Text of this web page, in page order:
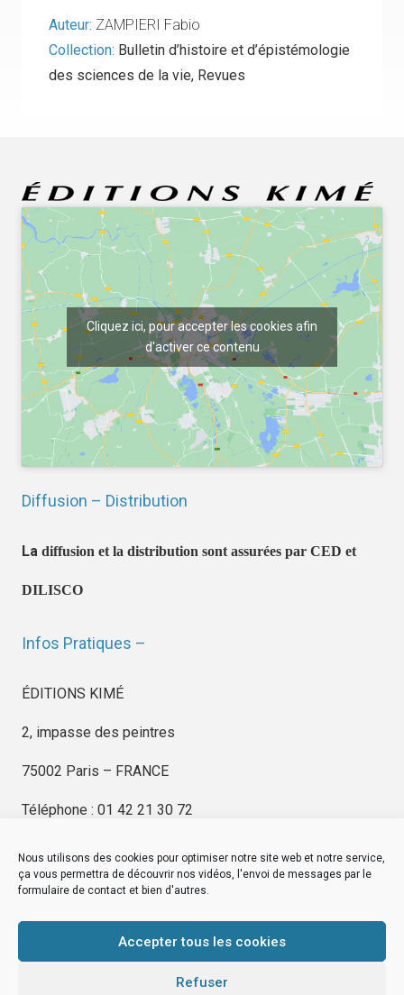
Nous utilisons des cookies pour optimiser notre site web et notre service,
ça vous permettra de découvrir nos vidéos, l'envoi de messages par le
formulaire de contact et bien d'autres.
Accepter tous les cookies
Refuser
Auteur: ZAMPIERI Fabio
Collection: Bulletin d’histoire et d’épistémologie
des sciences de la vie, Revues
Cliquez ici, pour accepter les cookies afin
d'activer ce contenu
Diffusion – Distribution
La diffusion et la distribution sont assurées par CED et
DILISCO
Infos Pratiques –
ÉDITIONS KIMÉ
2, impasse des peintres
75002 Paris – FRANCE
Téléphone : 01 42 21 30 72
EDITIONS KIMÉ
Mentions Légales
© byeDovel.com